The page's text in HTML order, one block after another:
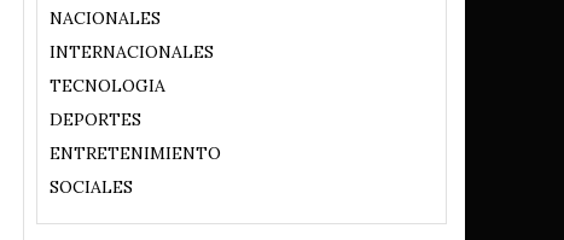
NACIONALES
INTERNACIONALES
TECNOLOGIA
DEPORTES
ENTRETENIMIENTO
SOCIALES